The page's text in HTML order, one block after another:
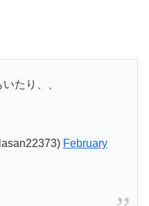
たり、、
February